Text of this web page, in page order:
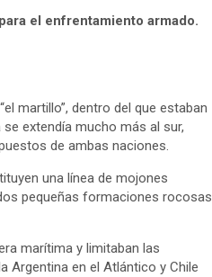
el enfrentamiento armado.
martillo”, dentro del que estaban
se extendía mucho más al sur,
de ambas naciones.
una línea de mojones
pequeñas formaciones rocosas
marítima y limitaban las
Argentina en el Atlántico y Chile